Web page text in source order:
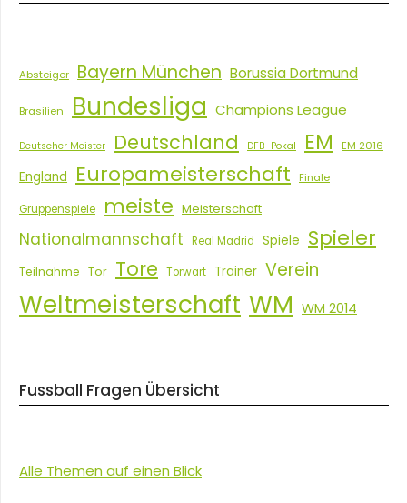
Absteiger Bayern München Borussia Dortmund
Brasilien Bundesliga Champions League
Deutscher Meister Deutschland DFB-Pokal EM EM 2016
England Europameisterschaft Finale
Gruppenspiele meiste Meisterschaft
Nationalmannschaft Real Madrid Spiele Spieler
Teilnahme Tor Tore Torwart Trainer Verein
Weltmeisterschaft WM WM 2014
Fussball Fragen Übersicht
Alle Themen auf einen Blick